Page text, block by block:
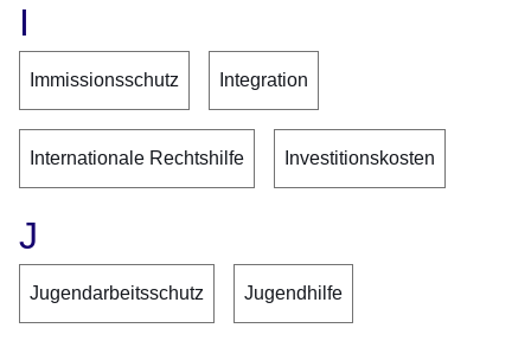
I
Immissionsschutz Integration
Internationale Rechtshilfe Investitionskosten
J
Jugendarbeitsschutz Jugendhilfe